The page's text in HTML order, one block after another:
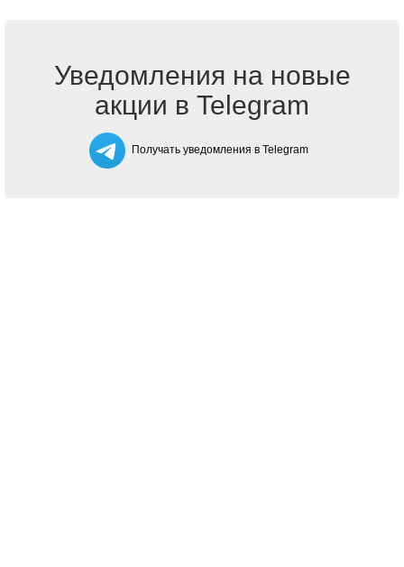
Уведомления на новые
акции в Telegram
Получать уведомления в Telegram